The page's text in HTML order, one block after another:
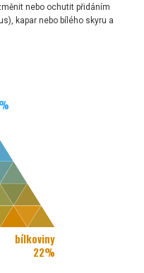
nebo ochutit přidáním
kapar nebo bílého skyru a
bílkoviny
22%